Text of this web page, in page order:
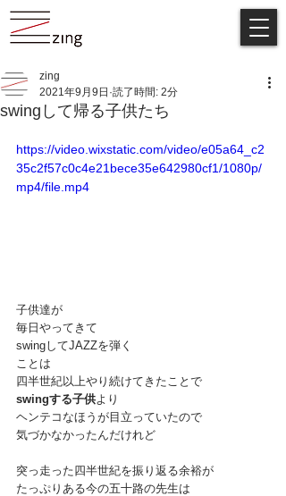
swingして帰る子供たち
zing
2021年9月9日 読了時間: 2分
https://video.wixstatic.com/video/e05a64_c2
35c2f57c0c4e21bece35e642980cf1/1080p/
mp4/file.mp4
子供達が
毎日やってきて
swingしてJAZZを弾く
ことは
四半世紀以上やり続けてきたことで
swingする子供より
ヘンテコなほうが目立っていたので
気づかなかったんだけれど
突っ走った四半世紀を振り返る余裕が
たっぷりある今の五十路の先生は